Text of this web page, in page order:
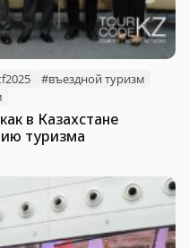
#въездной туризм
в Казахстане
туризма